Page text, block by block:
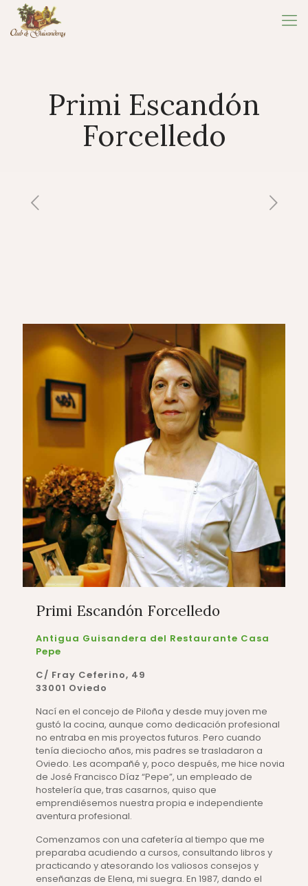
Primi Escandón
Forcelledo
Primi Escandón Forcelledo
Antigua Guisandera del Restaurante Casa
Pepe
C/ Fray Ceferino, 49
33001 Oviedo
Nací en el concejo de Piloña y desde muy joven me
gustó la cocina, aunque como dedicación profesional
no entraba en mis proyectos futuros. Pero cuando
tenía dieciocho años, mis padres se trasladaron a
Oviedo. Les acompañé y, poco después, me hice novia
de José Francisco Díaz “Pepe”, un empleado de
hostelería que, tras casarnos, quiso que
emprendiésemos nuestra propia e independiente
aventura profesional.
Comenzamos con una cafetería al tiempo que me
preparaba acudiendo a cursos, consultando libros y
practicando y atesorando los valiosos consejos y
enseñanzas de Elena, mi suegra. En 1987, dando el